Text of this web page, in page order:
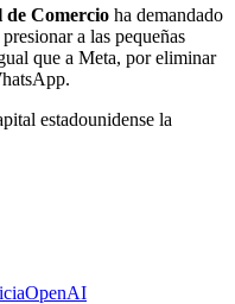
de Comercio ha demandado
a las pequeñas
que a Meta, por eliminar
estadounidense la
OpenAI